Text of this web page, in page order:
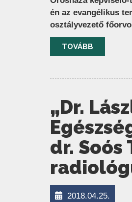
én az evangélikus
osztályvezető
TOVÁBB
„Dr.
dr.
2018.04.25.